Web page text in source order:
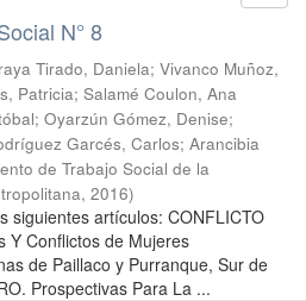
N° 8
Tirado, Daniela; Vivanco Muñoz,
Patricia; Salamé Coulon, Ana
; Oyarzún Gómez, Denise;
Garcés, Carlos; Arancibia
de Trabajo Social de la
, 2016)
siguientes artículos: CONFLICTO
Y Conflictos de Mujeres
de Paillaco y Purranque, Sur de
Prospectivas Para La ...